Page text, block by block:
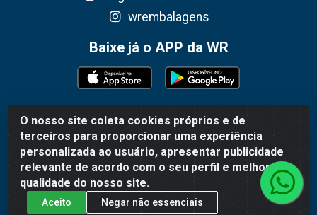
O nosso site coleta cookies próprios e de
terceiros para proporcionar uma experiência
personalizada ao usuário, apresentar publicidade
relevante de acordo com o seu perfil e melhorar a
qualidade do nosso site.
Aceito Negar não essenciais
wrembalagens
Baixe já o APP da WR
WR Embalagens - R. Cel. Teodoro Gomes de Araújo, 1360 -
Grogotó - Barbacena / MG - CEP 36202-628 - CNPJ
02.692.206/0001-55